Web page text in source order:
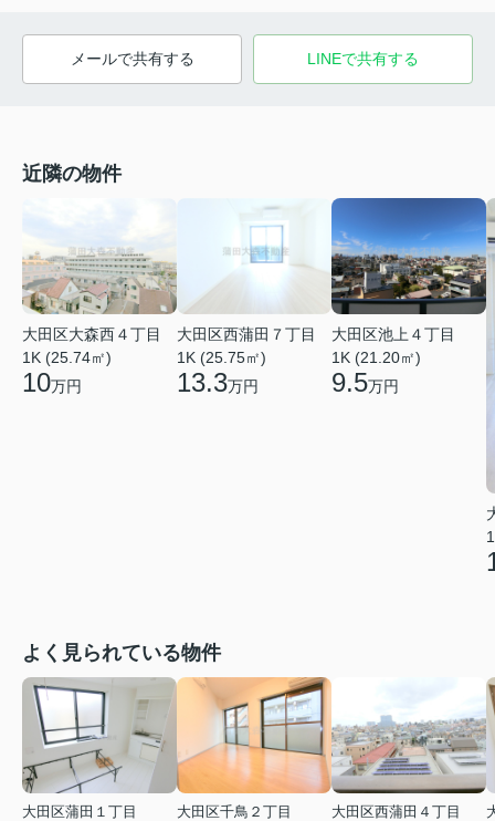
メールで共有する LINEで共有する
近隣の物件
大田区大森西４丁目
1K (25.74㎡)
10万円
大田区西蒲田７丁目
1K (25.75㎡)
13.3万円
大田区池上４丁目
1K (21.20㎡)
9.5万円
よく見られている物件
大田区蒲田１丁目
大田区千鳥２丁目
大田区西蒲田４丁目